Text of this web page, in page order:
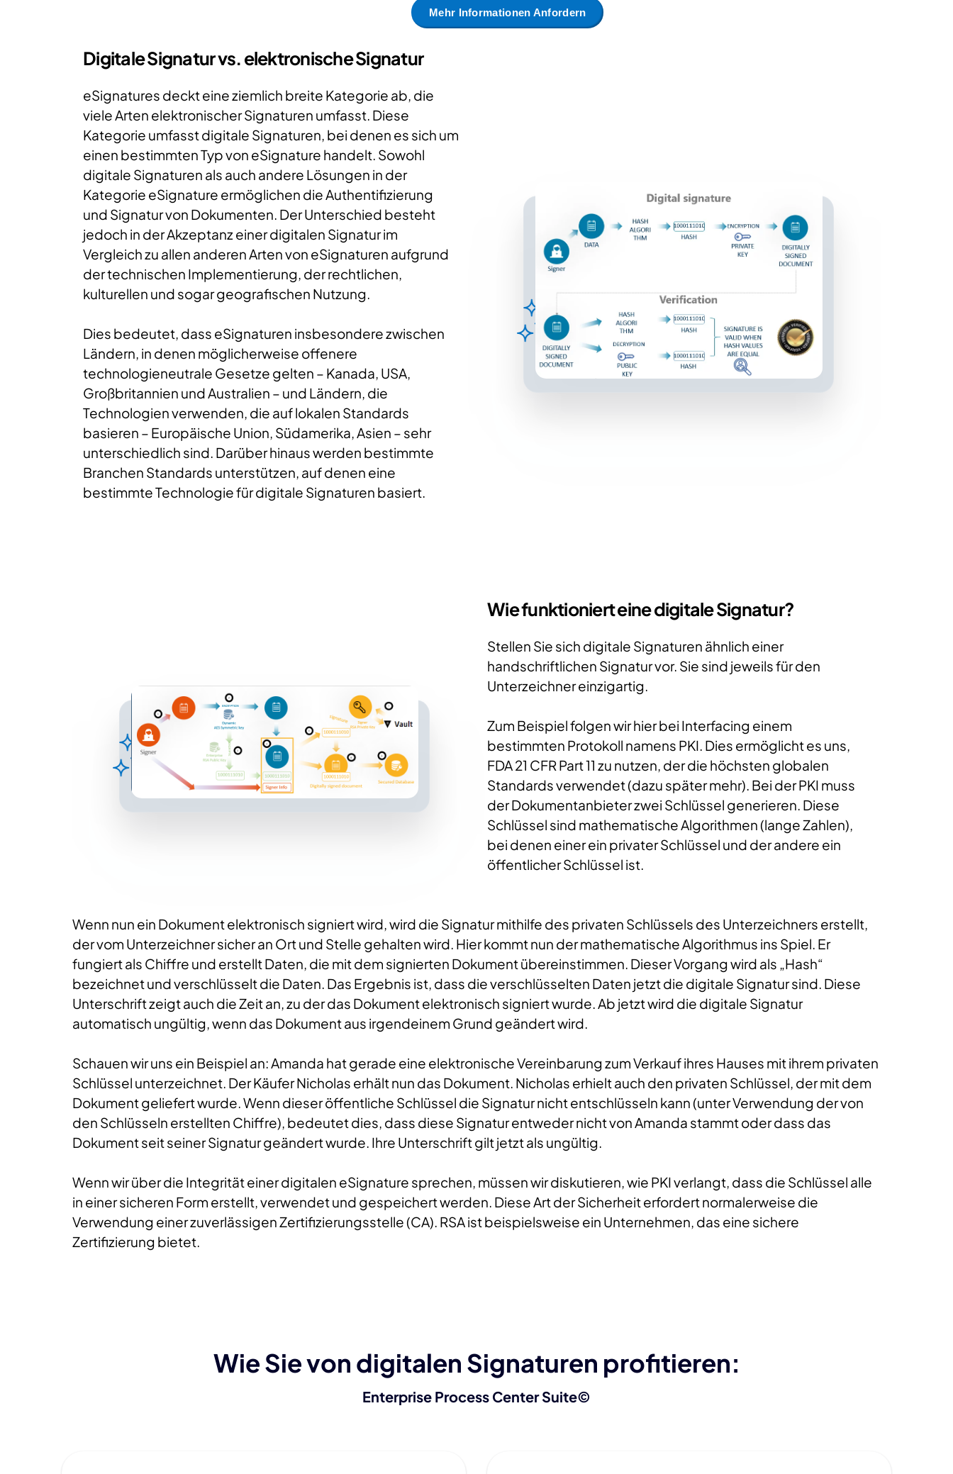
Mehr Informationen Anfordern
Digitale Signatur vs. elektronische Signatur
eSignatures deckt eine ziemlich breite Kategorie ab, die
viele Arten elektronischer Signaturen umfasst. Diese
Kategorie umfasst digitale Signaturen, bei denen es sich um
einen bestimmten Typ von eSignature handelt. Sowohl
digitale Signaturen als auch andere Lösungen in der
Kategorie eSignature ermöglichen die Authentifizierung
und Signatur von Dokumenten. Der Unterschied besteht
jedoch in der Akzeptanz einer digitalen Signatur im
Vergleich zu allen anderen Arten von eSignaturen aufgrund
der technischen Implementierung, der rechtlichen,
kulturellen und sogar geografischen Nutzung.
Dies bedeutet, dass eSignaturen insbesondere zwischen
Ländern, in denen möglicherweise offenere
technologieneutrale Gesetze gelten – Kanada, USA,
Großbritannien und Australien – und Ländern, die
Technologien verwenden, die auf lokalen Standards
basieren – Europäische Union, Südamerika, Asien – sehr
unterschiedlich sind. Darüber hinaus werden bestimmte
Branchen Standards unterstützen, auf denen eine
bestimmte Technologie für digitale Signaturen basiert.
Wie funktioniert eine digitale Signatur?
Stellen Sie sich digitale Signaturen ähnlich einer
handschriftlichen Signatur vor. Sie sind jeweils für den
Unterzeichner einzigartig.
Zum Beispiel folgen wir hier bei Interfacing einem
bestimmten Protokoll namens PKI. Dies ermöglicht es uns,
FDA 21 CFR Part 11 zu nutzen, der die höchsten globalen
Standards verwendet (dazu später mehr). Bei der PKI muss
der Dokumentanbieter zwei Schlüssel generieren. Diese
Schlüssel sind mathematische Algorithmen (lange Zahlen),
bei denen einer ein privater Schlüssel und der andere ein
öffentlicher Schlüssel ist.
Wenn nun ein Dokument elektronisch signiert wird, wird die Signatur mithilfe des privaten Schlüssels des Unterzeichners erstellt,
der vom Unterzeichner sicher an Ort und Stelle gehalten wird. Hier kommt nun der mathematische Algorithmus ins Spiel. Er
fungiert als Chiffre und erstellt Daten, die mit dem signierten Dokument übereinstimmen. Dieser Vorgang wird als „Hash“
bezeichnet und verschlüsselt die Daten. Das Ergebnis ist, dass die verschlüsselten Daten jetzt die digitale Signatur sind. Diese
Unterschrift zeigt auch die Zeit an, zu der das Dokument elektronisch signiert wurde. Ab jetzt wird die digitale Signatur
automatisch ungültig, wenn das Dokument aus irgendeinem Grund geändert wird.
Schauen wir uns ein Beispiel an: Amanda hat gerade eine elektronische Vereinbarung zum Verkauf ihres Hauses mit ihrem privaten
Schlüssel unterzeichnet. Der Käufer Nicholas erhält nun das Dokument. Nicholas erhielt auch den privaten Schlüssel, der mit dem
Dokument geliefert wurde. Wenn dieser öffentliche Schlüssel die Signatur nicht entschlüsseln kann (unter Verwendung der von
den Schlüsseln erstellten Chiffre), bedeutet dies, dass diese Signatur entweder nicht von Amanda stammt oder dass das
Dokument seit seiner Signatur geändert wurde. Ihre Unterschrift gilt jetzt als ungültig.
Wenn wir über die Integrität einer digitalen eSignature sprechen, müssen wir diskutieren, wie PKI verlangt, dass die Schlüssel alle
in einer sicheren Form erstellt, verwendet und gespeichert werden. Diese Art der Sicherheit erfordert normalerweise die
Verwendung einer zuverlässigen Zertifizierungsstelle (CA). RSA ist beispielsweise ein Unternehmen, das eine sichere
Zertifizierung bietet.
Wie Sie von digitalen Signaturen profitieren:
Enterprise Process Center Suite©